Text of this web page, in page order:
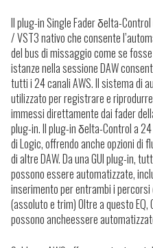
Il plug-in Single Fader δelta-
/ VST3 nativo che consente
del bus di missaggio come se
istanze nella sessione DAW
tutti i 24 canali AWS. Il sistema di
utilizzato per registrare e
immessi direttamente dai fader
plug-in.Il plug-in δelta-Control a
di Logic, offrendo anche opzioni di
di altre DAW. Da una GUI plug-in,
possono essere automatizzate,
inserimento per entrambi i
(assoluto e trim) Oltre a questo
possono ancheessere